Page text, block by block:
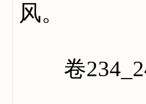
风。
卷234_24